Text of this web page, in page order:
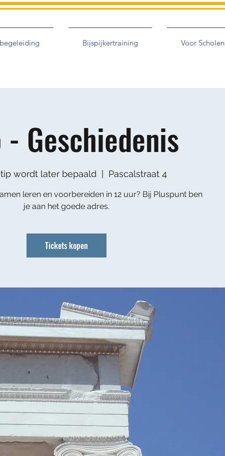
Bijspijkertraining Voor Scholen
- Geschiedenis
wordt later bepaald Pascalstraat 4
leren en voorbereiden in 12 uur? Bij Pluspunt ben
je aan het goede adres.
Tickets kopen